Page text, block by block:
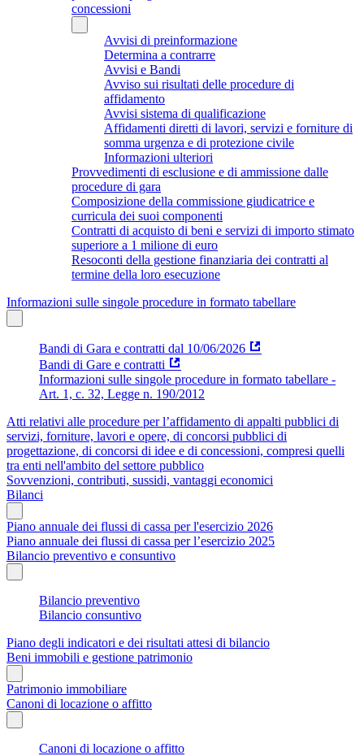
concessioni
Avvisi di preinformazione
Determina a contrarre
Avvisi e Bandi
Avviso sui risultati delle procedure di
affidamento
Avvisi sistema di qualificazione
Affidamenti diretti di lavori, servizi e forniture di
somma urgenza e di protezione civile
Informazioni ulteriori
Provvedimenti di esclusione e di ammissione dalle
procedure di gara
Composizione della commissione giudicatrice e
curricula dei suoi componenti
Contratti di acquisto di beni e servizi di importo stimato
superiore a 1 milione di euro
Resoconti della gestione finanziaria dei contratti al
termine della loro esecuzione
Informazioni sulle singole procedure in formato tabellare
Bandi di Gara e contratti dal 10/06/2026
Bandi di Gare e contratti
Informazioni sulle singole procedure in formato tabellare -
Art. 1, c. 32, Legge n. 190/2012
Atti relativi alle procedure per l’affidamento di appalti pubblici di
servizi, forniture, lavori e opere, di concorsi pubblici di
progettazione, di concorsi di idee e di concessioni, compresi quelli
tra enti nell'ambito del settore pubblico
Sovvenzioni, contributi, sussidi, vantaggi economici
Bilanci
Piano annuale dei flussi di cassa per l'esercizio 2026
Piano annuale dei flussi di cassa per l’esercizio 2025
Bilancio preventivo e consuntivo
Bilancio preventivo
Bilancio consuntivo
Piano degli indicatori e dei risultati attesi di bilancio
Beni immobili e gestione patrimonio
Patrimonio immobiliare
Canoni di locazione o affitto
Canoni di locazione o affitto